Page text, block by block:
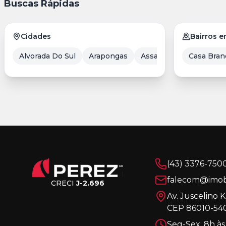
Buscas Rápidas
Cidades
Alvorada Do Sul Arapongas Assaí Balneário
Bairros
Casa
CRECIJ-2.696
(43) 3376-
Av. Juscelino
CEP 86010-